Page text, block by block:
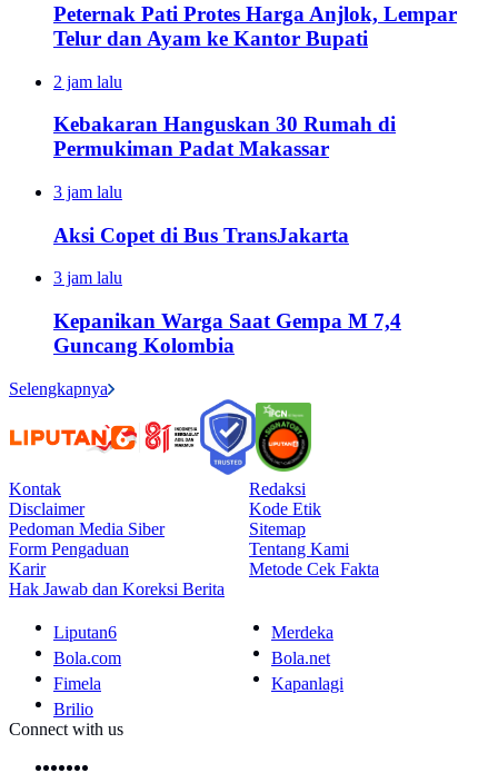
Peternak Pati Protes Harga Anjlok, Lempar
Telur dan Ayam ke Kantor Bupati
2 jam lalu
Kebakaran Hanguskan 30 Rumah di
Permukiman Padat Makassar
3 jam lalu
Aksi Copet di Bus TransJakarta
3 jam lalu
Kepanikan Warga Saat Gempa M 7,4
Guncang Kolombia
Selengkapnya
Kontak
Redaksi
Disclaimer
Kode Etik
Pedoman Media Siber
Sitemap
Form Pengaduan
Tentang Kami
Karir
Metode Cek Fakta
Hak Jawab dan Koreksi Berita
Liputan6
Merdeka
Bola.com
Bola.net
Fimela
Kapanlagi
Brilio
Connect with us